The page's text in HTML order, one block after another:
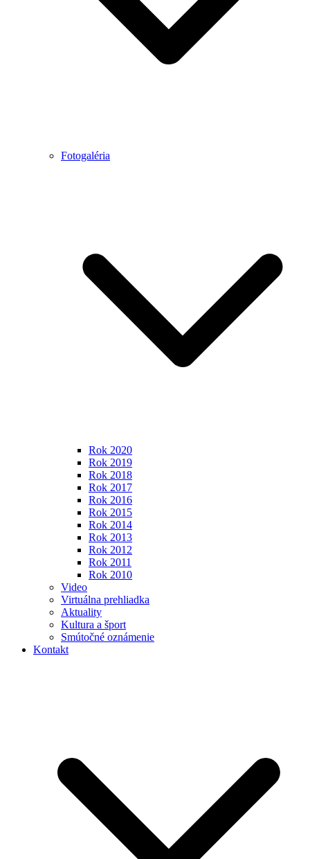
Fotogaléria
Rok 2020
Rok 2019
Rok 2018
Rok 2017
Rok 2016
Rok 2015
Rok 2014
Rok 2013
Rok 2012
Rok 2011
Rok 2010
Video
Virtuálna prehliadka
Aktuality
Kultura a šport
Smútočné oznámenie
Kontakt